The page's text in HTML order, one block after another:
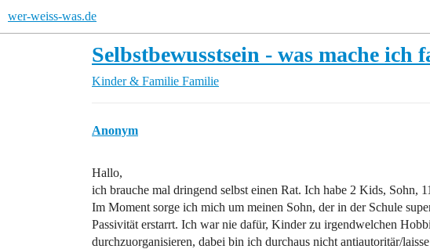
wer-weiss-was.de
Selbstbewusstsein - was mache ich
Kinder & Familie Familie
Anonym
Hallo,
ich brauche mal dringend selbst einen Rat. Ich habe 2 Kids, Sohn,
Im Moment sorge ich mich um meinen Sohn, der in der Schule
Passivität erstarrt. Ich war nie dafür, Kinder zu irgendwelchen
durchzuorganisieren, dabei bin ich durchaus nicht antiautoritär/